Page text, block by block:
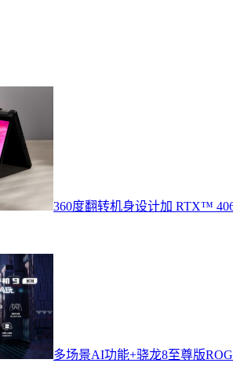
360度翻转机身设计加 RTX™
多场景AI功能+骁龙8至尊版